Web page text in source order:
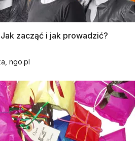
zacząć i jak prowadzić?
ngo.pl